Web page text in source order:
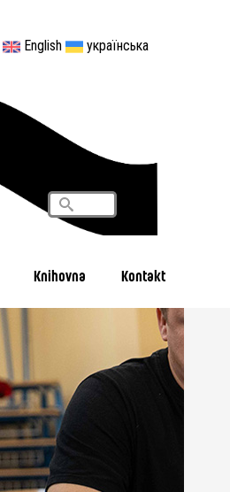
English українська
Vyhledávání
Search
Knihovna Kontakt